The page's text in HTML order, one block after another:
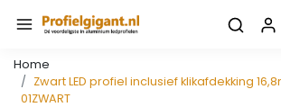
Home
Zwart LED profiel inclusief klikafdekking
01ZWART